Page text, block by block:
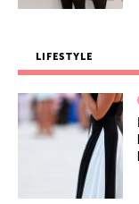
LIFESTYLE